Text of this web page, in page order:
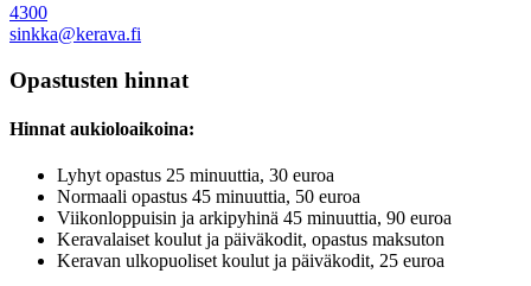
4300
sinkka@kerava.fi
Opastusten hinnat
Hinnat aukioloaikoina:
Lyhyt opastus 25 minuuttia, 30 euroa
Normaali opastus 45 minuuttia, 50 euroa
Viikonloppuisin ja arkipyhinä 45 minuuttia, 90 euroa
Keravalaiset koulut ja päiväkodit, opastus maksuton
Keravan ulkopuoliset koulut ja päiväkodit, 25 euroa